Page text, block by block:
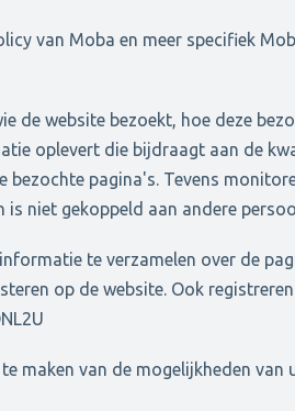
van Moba en meer specifiek
de website bezoekt, hoe deze
oplevert die bijdraagt aan de
pagina's. Tevens
is niet gekoppeld aan andere
te verzamelen over de
op de website. Ook
maken van de mogelijkheden